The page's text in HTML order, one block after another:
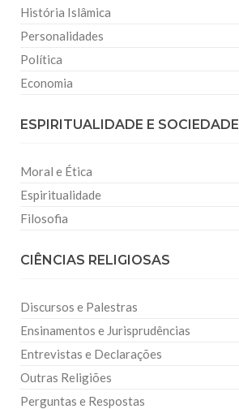
História Islâmica
Personalidades
Política
Economia
ESPIRITUALIDADE E SOCIEDADE
Moral e Ética
Espiritualidade
Filosofia
CIÊNCIAS RELIGIOSAS
Discursos e Palestras
Ensinamentos e Jurisprudências
Entrevistas e Declarações
Outras Religiões
Perguntas e Respostas